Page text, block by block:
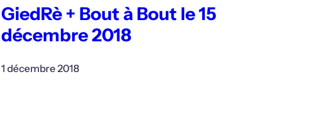
GiedRè + Bout à Bout le 15
décembre 2018
1 décembre 2018